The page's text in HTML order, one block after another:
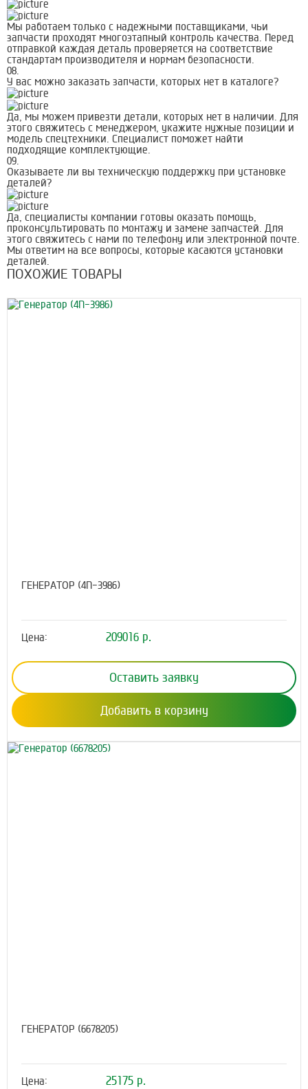
Мы работаем только с надежными поставщиками, чьи
запчасти проходят многоэтапный контроль качества. Перед
отправкой каждая деталь проверяется на соответствие
стандартам производителя и нормам безопасности.
08.
У вас можно заказать запчасти, которых нет в каталоге?
Да, мы можем привезти детали, которых нет в наличии. Для
этого свяжитесь с менеджером, укажите нужные позиции и
модель спецтехники. Специалист поможет найти
подходящие комплектующие.
09.
Оказываете ли вы техническую поддержку при установке
деталей?
Да, специалисты компании готовы оказать помощь,
проконсультировать по монтажу и замене запчастей. Для
этого свяжитесь с нами по телефону или электронной почте.
Мы ответим на все вопросы, которые касаются установки
деталей.
ПОХОЖИЕ ТОВАРЫ
ГЕНЕРАТОР (4N-3986)
Цена: 209016 р.
Оставить заявку
Добавить в корзину
ГЕНЕРАТОР (6678205)
Цена: 25175 р.